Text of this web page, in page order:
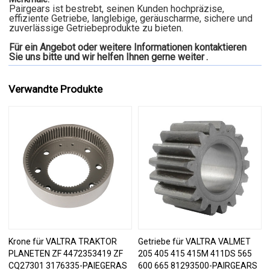
Pairgears ist bestrebt, seinen Kunden hochpräzise,
effiziente Getriebe, langlebige, geräuscharme, sichere und
zuverlässige Getriebeprodukte zu bieten.
Für ein Angebot oder weitere Informationen kontaktieren
Sie uns bitte und wir helfen Ihnen gerne weiter.
Verwandte Produkte
Krone für VALTRA TRAKTOR
PLANETEN ZF 4472353419 ZF
CQ27301 3176335-PAIEGERAS
Getriebe für VALTRA VALMET
205 405 415 415M 411DS 565
600 665 81293500-PAIRGEARS